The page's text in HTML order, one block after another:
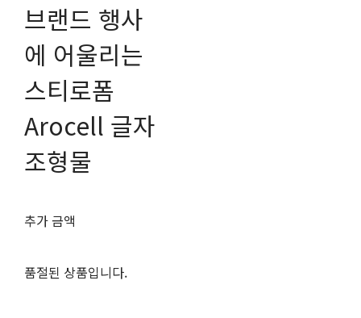
브랜드 행사
에 어울리는
스티로폼
Arocell 글자
조형물
추가 금액
품절된 상품입니다.